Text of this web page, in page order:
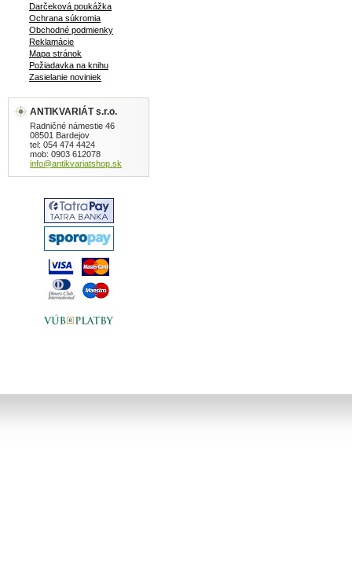
Darčeková poukážka
Ochrana súkromia
Obchodné podmienky
Reklamácie
Mapa stránok
Požiadavka na knihu
Zasielanie noviniek
ANTIKVARIÁT s.r.o.
Radničné námestie 46
08501 Bardejov
tel: 054 474 4424
mob: 0903 612078
info@antikvariatshop.sk